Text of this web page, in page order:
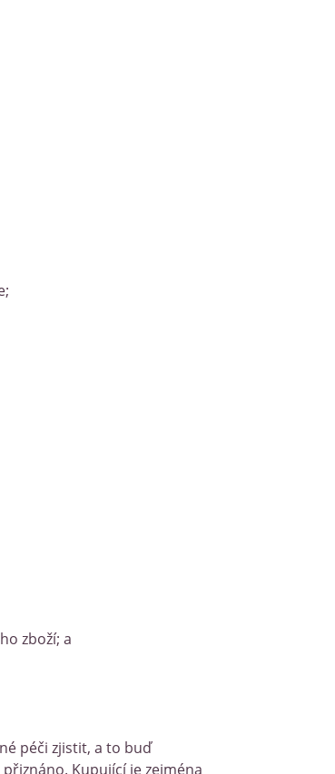
zboží; a
péči zjistit, a to buď
Kupující je zejména